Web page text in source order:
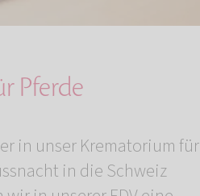
Pferde
in unser Krematorium für
in die Schweiz